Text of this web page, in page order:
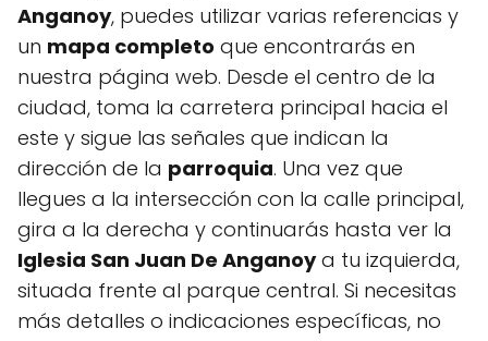
Anganoy, puedes utilizar varias referencias y
un mapa completo que encontrarás en
nuestra página web. Desde el centro de la
ciudad, toma la carretera principal hacia el
este y sigue las señales que indican la
dirección de la parroquia. Una vez que
llegues a la intersección con la calle principal,
gira a la derecha y continuarás hasta ver la
Iglesia San Juan De Anganoya tu izquierda,
situada frente al parque central. Si necesitas
más detalles o indicaciones específicas, no